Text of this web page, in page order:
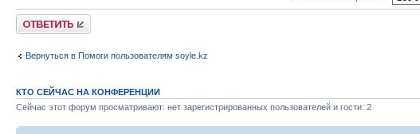
Ответить
Вернуться в Помоги пользователям soyle.kz
КТО СЕЙЧАС НА КОНФЕРЕНЦИИ
Сейчас этот форум просматривают: нет зарегистрированных пользователей и гости: 2